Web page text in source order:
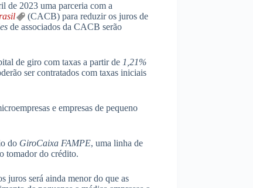
de 2023 uma parceria com a
(CACB) para reduzir os juros de
de associados da CACB serão
de giro com taxas a partir de 1,21%
ser contratados com taxas iniciais
e empresas de pequeno
do GiroCaixa FAMPE, uma linha de
tomador do crédito.
juros será ainda menor do que as